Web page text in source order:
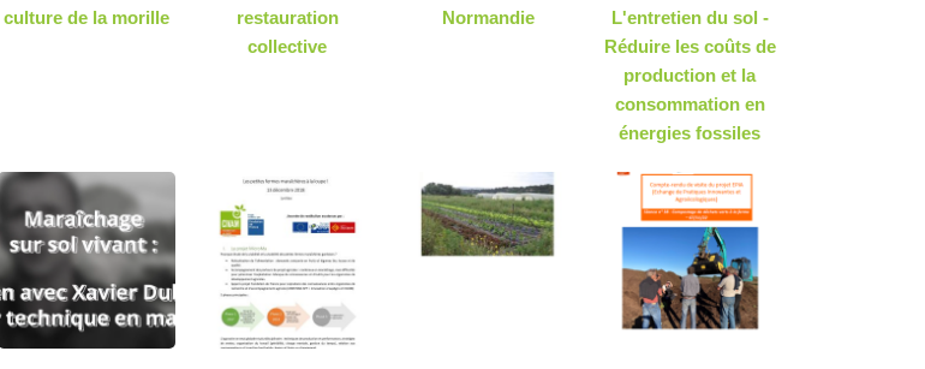
culture de la morille
restauration
collective
Normandie
L'entretien du sol -
Réduire les coûts de
production et la
consommation en
énergies fossiles